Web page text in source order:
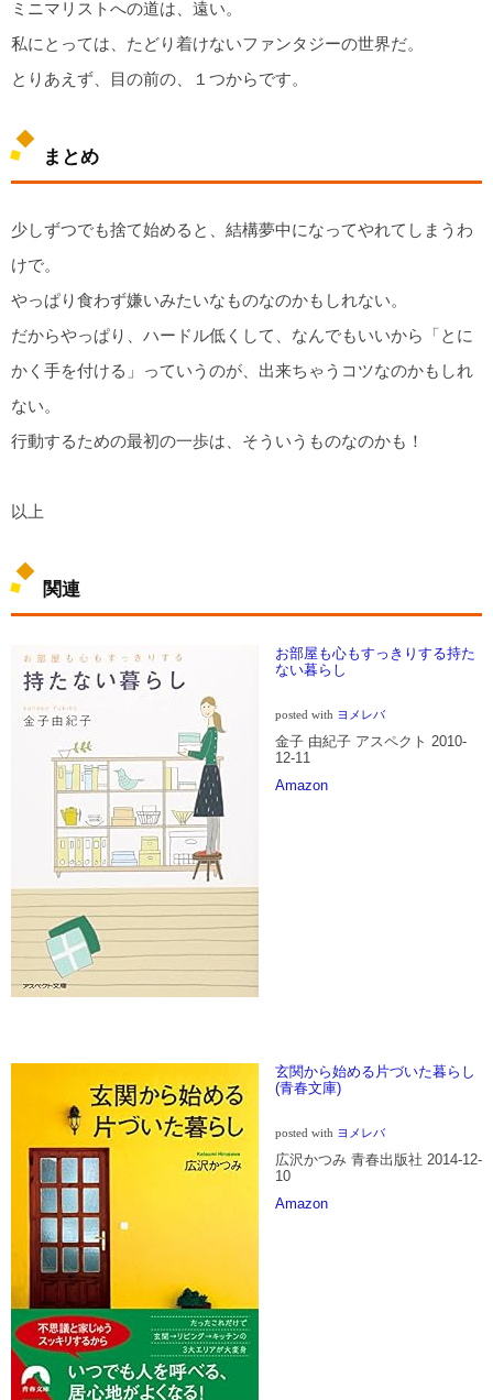
ミニマリストへの道は、遠い。
私にとっては、たどり着けないファンタジーの世界だ。
とりあえず、目の前の、１つからです。
まとめ
少しずつでも捨て始めると、結構夢中になってやれてしまうわ
けで。
やっぱり食わず嫌いみたいなものなのかもしれない。
だからやっぱり、ハードル低くして、なんでもいいから「とに
かく手を付ける」っていうのが、出来ちゃうコツなのかもしれ
ない。
行動するための最初の一歩は、そういうものなのかも！
以上
関連
お部屋も心もすっきりする持た
ない暮らし
posted with ヨメレバ
金子 由紀子 アスペクト 2010-
12-11
Amazon
玄関から始める片づいた暮らし
(青春文庫)
posted with ヨメレバ
広沢かつみ 青春出版社 2014-12-
10
Amazon